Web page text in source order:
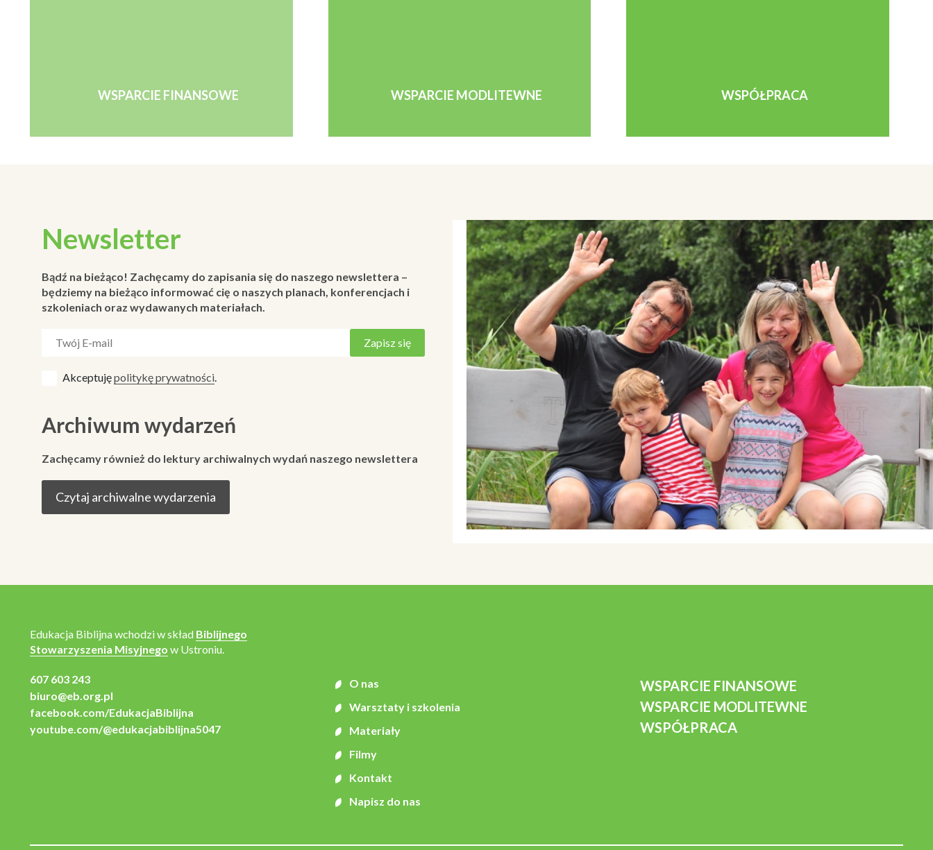
WSPARCIE FINANSOWE WSPARCIE MODLITEWNE WSPÓŁPRACA
Newsletter
Bądź na bieżąco! Zachęcamy do zapisania się do naszego newslettera –
będziemy na bieżąco informować cię o naszych planach, konferencjach i
szkoleniach oraz wydawanych materiałach.
Akceptujępolitykę prywatności.
Archiwum wydarzeń
Zachęcamy również do lektury archiwalnych wydań naszego newslettera
Czytaj archiwalne wydarzenia
Edukacja Biblijna wchodzi w skład Biblijnego
Stowarzyszenia Misyjnego w Ustroniu.
607 603 243
biuro@eb.org.pl
facebook.com/EdukacjaBiblijna
youtube.com/@edukacjabiblijna5047
O nas
Warsztaty i szkolenia
Materiały
Filmy
Kontakt
Napisz do nas
WSPARCIE FINANSOWE
WSPARCIE MODLITEWNE
WSPÓŁPRACA